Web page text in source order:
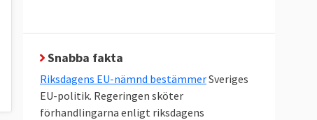
Snabba fakta
Riksdagens EU-nämnd bestämmerSveriges
EU-politik. Regeringen sköter
förhandlingarna enligt riksdagens